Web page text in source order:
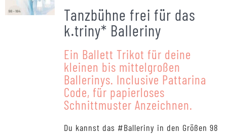
von 5
Tanzbühne frei für das
k.triny* Balleriny
Ein Ballett Trikot für deine
kleinen bis mittelgroßen
Ballerinys. Inclusive Pattarina
Code, für papierloses
Schnittmuster Anzeichnen.
Du kannst das #Balleriny in den Größen 98